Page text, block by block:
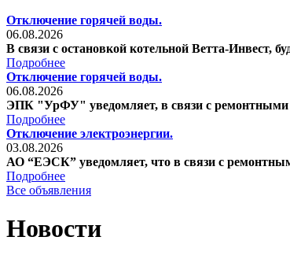
Отключение горячей воды.
06.08.2026
В связи с остановкой котельной Ветта-Инвест,
Подробнее
Отключение горячей воды.
06.08.2026
ЭПК "УрФУ" уведомляет, в связи с ремонтными
Подробнее
Отключение электроэнергии.
03.08.2026
АО “ЕЭСК” уведомляет, что в связи с
Подробнее
Все объявления
Новости